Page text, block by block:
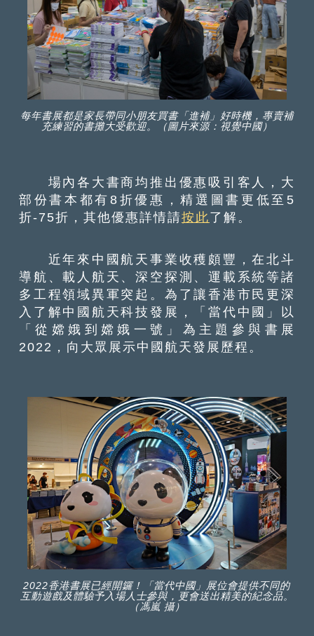
每年書展都是家長帶同小朋友買書「進補」好時機，專賣補
充練習的書攤大受歡迎。（圖片來源：視覺中國）
場內各大書商均推出優惠吸引客人，大
部份書本都有8折優惠，精選圖書更低至5
折-75折，其他優惠詳情請按此了解。
近年來中國航天事業收穫頗豐，在北斗
導航、載人航天、深空探測、運載系統等諸
多工程領域異軍突起。為了讓香港市民更深
入了解中國航天科技發展，「當代中國」以
「從嫦娥到嫦娥一號」為主題參與書展
2022，向大眾展示中國航天發展歷程。
2022香港書展已經開鑼！「當代中國」展位會提供不同的
互動遊戲及體驗予入場人士參與，更會送出精美的紀念品。
（馮嵐 攝）